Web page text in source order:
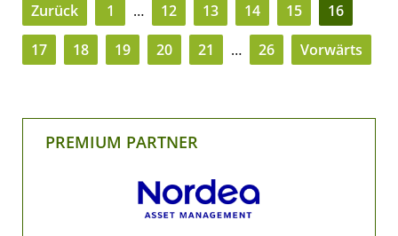
Zurück 1 … 12 13 14 15
16
17
18 19 20 21 … 26 Vorwärts
PREMIUM PARTNER